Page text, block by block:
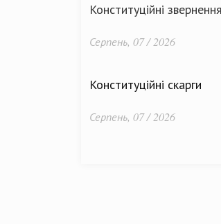
Конституційні звернення
Серпень, 07 / 2026
Конституційні скарги
Серпень, 07 / 2026